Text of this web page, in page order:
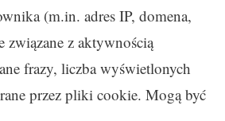
(m.in. adres IP, domena,
związane z aktywnością
frazy, liczba wyświetlonych
przez pliki cookie. Mogą być